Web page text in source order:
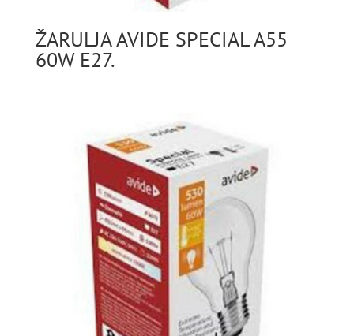
ŽARULJA AVIDE SPECIAL A55
60W E27.